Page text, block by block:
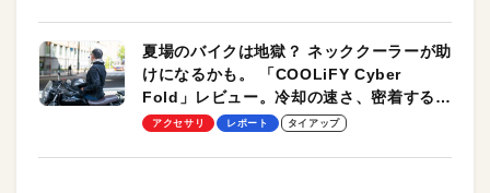
夏場のバイクは地獄？ ネッククーラーが助
けになるかも。 「COOLiFY Cyber
Fold」レビュー。冷却の速さ、密着する冷
却プレート、シンプルな操作性がグッド！
アクセサリ レポート タイアップ